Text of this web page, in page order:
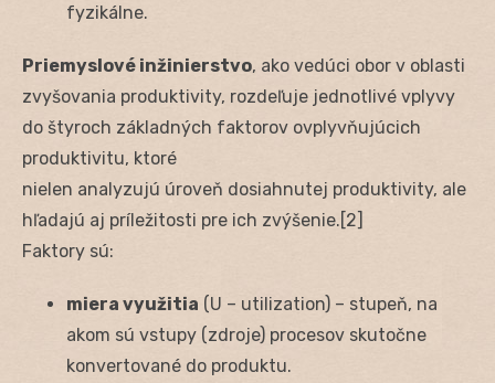
fyzikálne.
Priemyslové inžinierstvo, ako vedúci obor v oblasti
zvyšovania produktivity, rozdeľuje jednotlivé vplyvy
do štyroch základných faktorov ovplyvňujúcich
produktivitu, ktoré
nielen analyzujú úroveň dosiahnutej produktivity, ale
hľadajú aj príležitosti pre ich zvýšenie.[2]
Faktory sú:
miera využitia (U – utilization) – stupeň, na
akom sú vstupy (zdroje) procesov skutočne
konvertované do produktu.